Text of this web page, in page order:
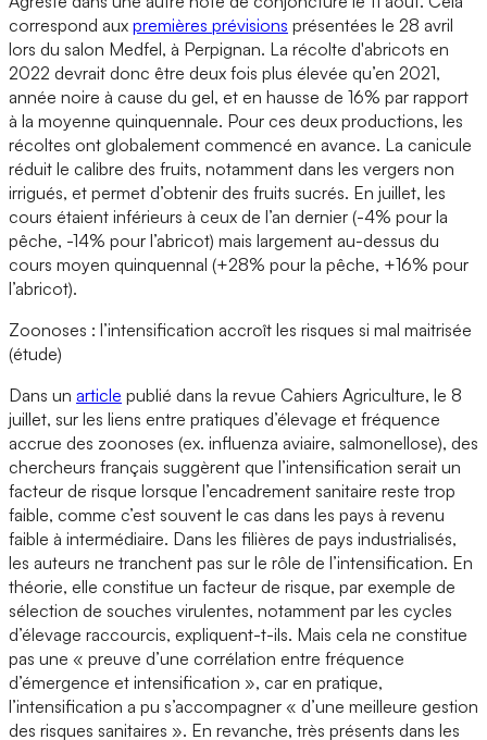
correspond aux premières prévisions présentées le 28 avril
lors du salon Medfel, à Perpignan. La récolte d'abricots en
2022 devrait donc être deux fois plus élevée qu’en 2021,
année noire à cause du gel, et en hausse de 16% par rapport
à la moyenne quinquennale. Pour ces deux productions, les
récoltes ont globalement commencé en avance. La canicule
réduit le calibre des fruits, notamment dans les vergers non
irrigués, et permet d’obtenir des fruits sucrés. En juillet, les
cours étaient inférieurs à ceux de l’an dernier (-4% pour la
pêche, -14% pour l’abricot) mais largement au-dessus du
cours moyen quinquennal (+28% pour la pêche, +16% pour
l’abricot).
Zoonoses : l’intensification accroît les risques si mal maitrisée
(étude)
Dans un article publié dans la revue Cahiers Agriculture, le 8
juillet, sur les liens entre pratiques d’élevage et fréquence
accrue des zoonoses (ex. influenza aviaire, salmonellose), des
chercheurs français suggèrent que l’intensification serait un
facteur de risque lorsque l’encadrement sanitaire reste trop
faible, comme c’est souvent le cas dans les pays à revenu
faible à intermédiaire. Dans les filières de pays industrialisés,
les auteurs ne tranchent pas sur le rôle de l’intensification. En
théorie, elle constitue un facteur de risque, par exemple de
sélection de souches virulentes, notamment par les cycles
d’élevage raccourcis, expliquent-t-ils. Mais cela ne constitue
pas une « preuve d’une corrélation entre fréquence
d’émergence et intensification », car en pratique,
l’intensification a pu s’accompagner « d’une meilleure gestion
des risques sanitaires ». En revanche, très présents dans les